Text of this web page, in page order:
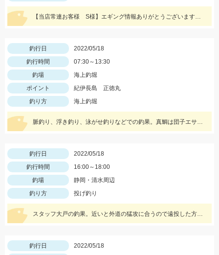
【当店常連お客様 S様】エギング情報ありがとうございます！ 夕方から夜にかけての時間帯で800ｇサイズゲット！
釣行日
2022/05/18
釣行時間
07:30～13:30
釣場
海上釣堀
ポイント
紀伊長島 正徳丸
釣り方
海上釣堀
脈釣り、浮き釣り、泳がせ釣りなどでの釣果。真鯛は団子エサやむきエビ、冷凍ボケなどに好反応。青物はキビナゴや鰹のハラモなどでヒット。
釣行日
2022/05/18
釣行時間
16:00～18:00
釣場
静岡・清水周辺
釣り方
投げ釣り
スタッフ大戸の釣果。近いと外道の猛攻に合うので遠投した方がキスのアタリが出る。イシグロの赤イソメ使用。
釣行日
2022/05/18